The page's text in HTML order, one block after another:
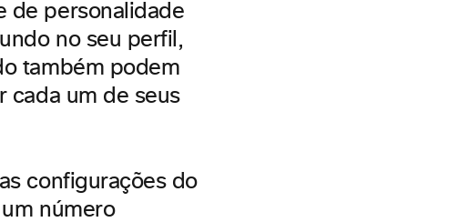
de personalidade
no seu perfil,
também podem
cada um de seus
configurações do
número